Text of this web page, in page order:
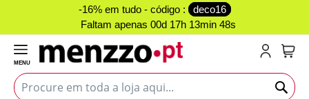
-16% em tudo - código :
deco16
Faltam apenas 00d 17h 13min 47s
MENU